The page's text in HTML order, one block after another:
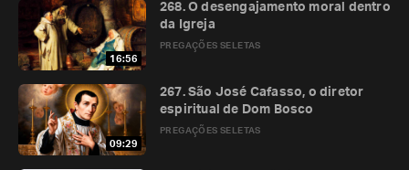
16:56
PREGAÇÕES SELETAS
268. O desengajamento moral dentro
da Igreja
09:29
PREGAÇÕES SELETAS
267. São José Cafasso, o diretor
espiritual de Dom Bosco